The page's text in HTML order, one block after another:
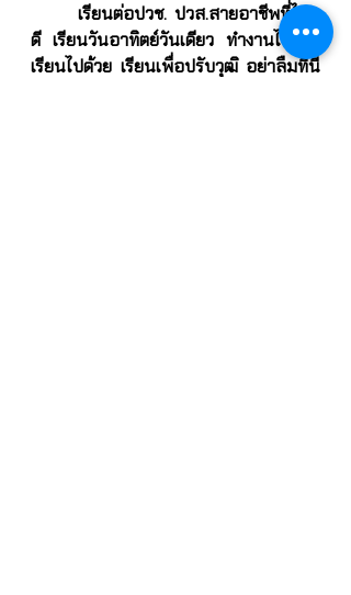
เรียนต่อปวช. ปวส.สายอาชีพที่ไหน
ดี เรียนวันอาทิตย์วันเดียว ทำงานไปด้วย
เรียนไปด้วย เรียนเพื่อปรับวุฒิ อย่าลืมที่นี่